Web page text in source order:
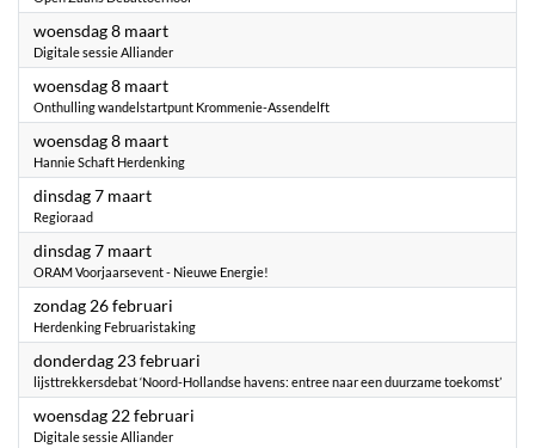
woensdag 8 maart2023
Digitale sessie Alliander
woensdag 8 maart2023
Onthulling wandelstartpunt Krommenie-Assendelft
woensdag 8 maart2023
Hannie Schaft Herdenking
dinsdag 7 maart2023
Regioraad
dinsdag 7 maart2023
ORAM Voorjaarsevent - Nieuwe Energie!
zondag 26 februari
Herdenking Februaristaking
donderdag 23 februari
lijsttrekkersdebat ‘Noord-Hollandse havens: entree naar een duurzame toekomst’
woensdag 22 februari
Digitale sessie Alliander